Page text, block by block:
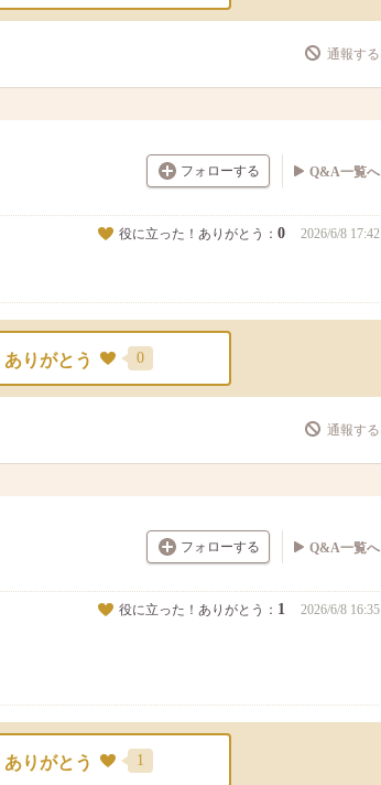
通報する
フォローする Q&A一覧へ
役に立った！ありがとう： 0 2026/6/8 17:42
ありがとう 0
通報する
フォローする Q&A一覧へ
役に立った！ありがとう： 1 2026/6/8 16:35
ありがとう 1